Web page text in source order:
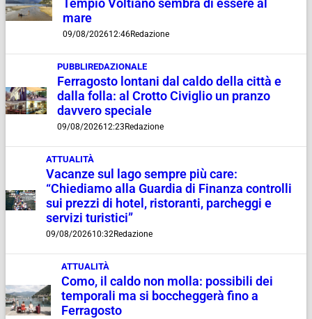
Tempio Voltiano sembra di essere al
mare
09/08/202612:46Redazione
PUBBLIREDAZIONALE
Ferragosto lontani dal caldo della città e
dalla folla: al Crotto Civiglio un pranzo
davvero speciale
09/08/202612:23 Redazione
ATTUALITÀ
Vacanze sul lago sempre più care:
“Chiediamo alla Guardia di Finanza controlli
sui prezzi di hotel, ristoranti, parcheggi e
servizi turistici”
09/08/202610:32Redazione
ATTUALITÀ
Como, il caldo non molla: possibili dei
temporali ma si boccheggerà fino a
Ferragosto